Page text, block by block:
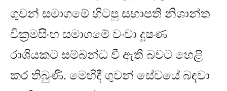
ගුවන් සමාගමේ හිටපු සභාපති නිශාන්ත
වික්‍රමසිංහ සමාගමේ වංචා දූෂණ
රාශියකට සම්බන්ධ වී ඇති බවට හෙළි
කර තිබුණි. මෙහිදී ගුවන් සේවයේ බඳවා